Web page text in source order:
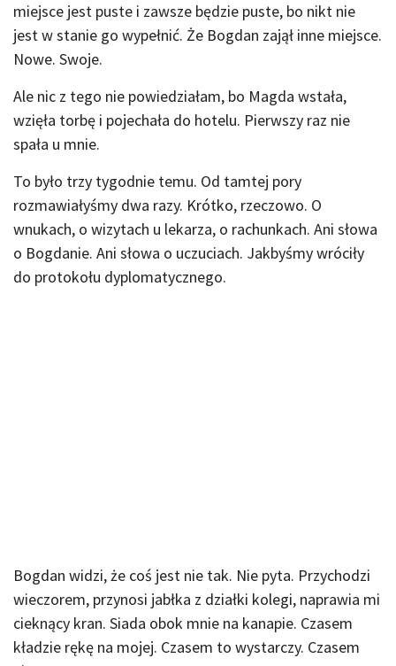
miejsce jest puste i zawsze będzie puste, bo nikt nie
jest w stanie go wypełnić. Że Bogdan zajął inne miejsce.
Nowe. Swoje.
Ale nic z tego nie powiedziałam, bo Magda wstała,
wzięła torbę i pojechała do hotelu. Pierwszy raz nie
spała u mnie.
To było trzy tygodnie temu. Od tamtej pory
rozmawiałyśmy dwa razy. Krótko, rzeczowo. O
wnukach, o wizytach u lekarza, o rachunkach. Ani słowa
o Bogdanie. Ani słowa o uczuciach. Jakbyśmy wróciły
do protokołu dyplomatycznego.
Bogdan widzi, że coś jest nie tak. Nie pyta. Przychodzi
wieczorem, przynosi jabłka z działki kolegi, naprawia mi
cieknący kran. Siada obok mnie na kanapie. Czasem
kładzie rękę na mojej. Czasem to wystarczy. Czasem